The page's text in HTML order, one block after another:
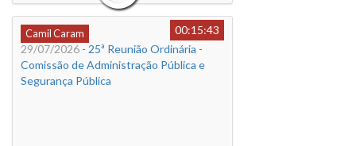
Camil Caram
00:15:43
29/07/2026 - 25ª Reunião Ordinária -
Comissão de Administração Pública e
Segurança Pública